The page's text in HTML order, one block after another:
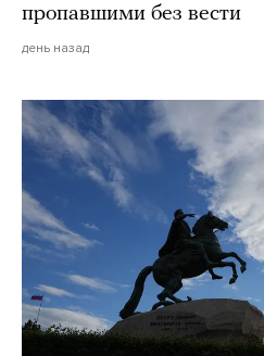
пропавшими без вести
день назад